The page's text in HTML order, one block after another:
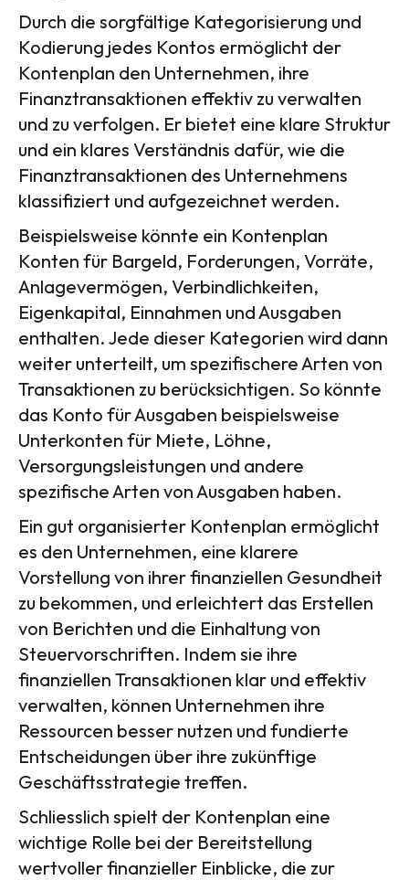
Durch die sorgfältige Kategorisierung und
Kodierung jedes Kontos ermöglicht der
Kontenplan den Unternehmen, ihre
Finanztransaktionen effektiv zu verwalten
und zu verfolgen. Er bietet eine klare Struktur
und ein klares Verständnis dafür, wie die
Finanztransaktionen des Unternehmens
klassifiziert und aufgezeichnet werden.
Beispielsweise könnte ein Kontenplan
Konten für Bargeld, Forderungen, Vorräte,
Anlagevermögen, Verbindlichkeiten,
Eigenkapital, Einnahmen und Ausgaben
enthalten. Jede dieser Kategorien wird dann
weiter unterteilt, um spezifischere Arten von
Transaktionen zu berücksichtigen. So könnte
das Konto für Ausgaben beispielsweise
Unterkonten für Miete, Löhne,
Versorgungsleistungen und andere
spezifische Arten von Ausgaben haben.
Ein gut organisierter Kontenplan ermöglicht
es den Unternehmen, eine klarere
Vorstellung von ihrer finanziellen Gesundheit
zu bekommen, und erleichtert das Erstellen
von Berichten und die Einhaltung von
Steuervorschriften. Indem sie ihre
finanziellen Transaktionen klar und effektiv
verwalten, können Unternehmen ihre
Ressourcen besser nutzen und fundierte
Entscheidungen über ihre zukünftige
Geschäftsstrategie treffen.
Schliesslich spielt der Kontenplan eine
wichtige Rolle bei der Bereitstellung
wertvoller finanzieller Einblicke, die zur